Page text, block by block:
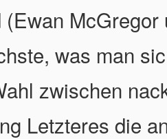
was man
zwischen
Letzteres die